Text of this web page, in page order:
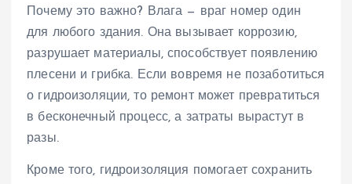
Почему это важно? Влага — враг номер один
для любого здания. Она вызывает коррозию,
разрушает материалы, способствует появлению
плесени и грибка. Если вовремя не позаботиться
о гидроизоляции, то ремонт может превратиться
в бесконечный процесс, а затраты вырастут в
разы.
Кроме того, гидроизоляция помогает сохранить